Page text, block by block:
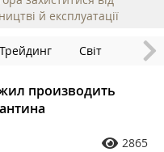
й експлуатації
Трейдинг Світ
производить
2865